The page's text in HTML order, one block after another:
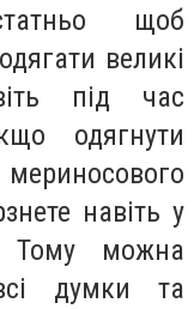
щоб
великі
під час
одягнути
навіть у
Тому можна
думки та